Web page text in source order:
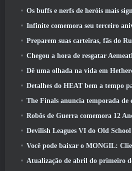
Os buffs e nerfs de heróis mais
Infinite comemora seu terceiro aniversário com o
Preparem suas carteiras, fãs do RuneScape, Os ingressos para o
Chegou a hora de resgatar Aemeath na versão
Dê uma olhada na vida em Hethereau em Neverness To Everness,
Detalhes do HEAT bem a tempo
The Finals anuncia temporada de
Robôs de Guerra comemora 12 Anos com o
Devilish Leagues VI do Old School
Você pode baixar o MONGIL:
Atualização de abril do primeiro descendente para incluir